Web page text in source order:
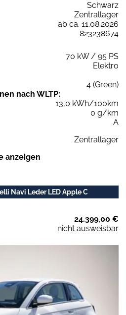
Schwarz
Zentrallager
ab ca. 11.08.2026
823238674
70 kW / 95 PS
Elektro
4 (Green)
nach WLTP:
13,0 kWh/100km
0 g/km
A
Zentrallager
anzeigen
Navi Leder LED Apple C
24.399,00 €
nicht ausweisbar